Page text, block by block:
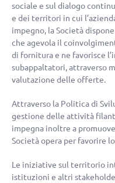
sociale e sul dialogo
e dei territori in cui
impegno, la Società
che agevola il
di fornitura e ne favorisce
subappaltatori, attraverso
valutazione delle offerte.
Attraverso la Politica di
gestione delle attività
impegna inoltre a
Società opera per favorire
Le iniziative sul territorio
istituzioni e altri